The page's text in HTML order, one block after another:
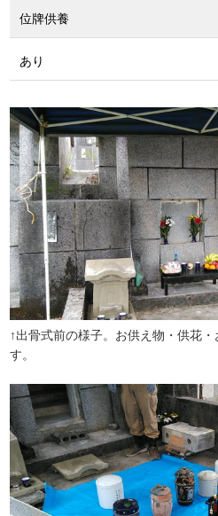
位牌供養
あり
↑出骨式前の様子。お供え物・供花
す。